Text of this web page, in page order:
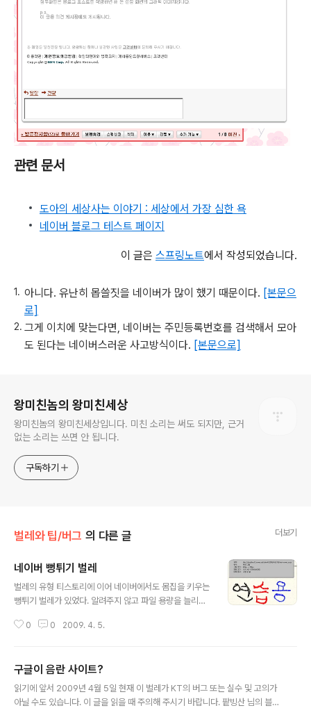
관련 문서
도아의 세상사는 이야기 : 세상에서 가장 심한 욕
네이버 블로그 테스트 페이지
이 글은 스프링노트에서 작성되었습니다.
아니다. 유난히 몹쓸짓을 네이버가 많이 했기 때문이다. [본문으
로]
그게 이치에 맞는다면, 네이버는 주민등록번호를 검색해서 모아
도 된다는 네이버스러운 사고방식이다. [본문으로]
왕미친놈의 왕미친세상
왕미친놈의 왕미친세상입니다. 미친 소리는 써도 되지만, 근거
없는 소리는 쓰면 안 됩니다.
구독하기
벌레와 팁/버그 의 다른 글 더보기
네이버 뻥튀기 벌레
벌레의 유형 티스토리에 이어 네이버에서도 몸집을 키우는
뻥튀기 벌레가 있었다. 알려주지 않고 파일 용량을 늘리는
발견 티스토리의 뻥튀기 벌레와 비슷하면서도 조금 다른
티스토리에서는 파일 형식이 바뀐 반면 네이버 뻥튀기 벌
레는 파일 형식은 그대로 유지하면서 파일 크기를 늘이는
벌레이다. http://blogfiles13.naver.net/data41/200
0 0 2009. 4. 5.
구글이 음란 사이트?
읽기에 앞서 2009년 4월 5일 현재 이 벌레가 KT의 버그 또는 실수 및 고의가
아닐 수도 있습니다. 이 글을 읽을 때 주의해 주시기 바랍니다. 팥빙산 님의 블로